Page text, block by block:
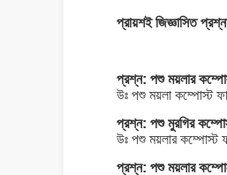
প্রায়শই জিজ্ঞাসিত
প্রশ্ন: পশু ময়লার
উঃ পশু ময়লা কম্পোস্ট
প্রশ্ন: পশু মুরগির
উঃ পশু ময়লার কম্পোস্ট
প্রশ্ন: পশু ময়লার